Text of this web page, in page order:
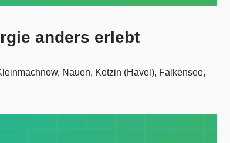
anders erlebt
Nauen, Ketzin (Havel), Falkensee,